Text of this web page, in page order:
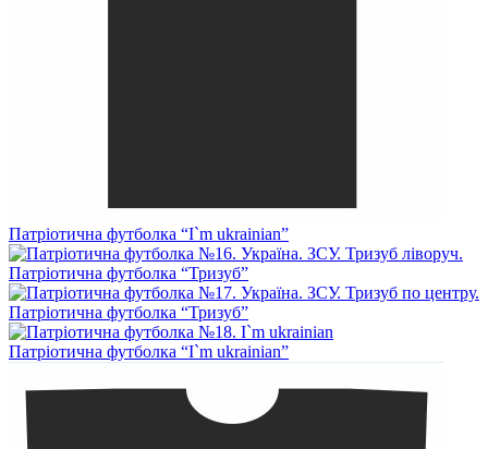
Патріотична футболка “I`m ukrainian”
Патріотична футболка “Тризуб”
Патріотична футболка “Тризуб”
Патріотична футболка “I`m ukrainian”